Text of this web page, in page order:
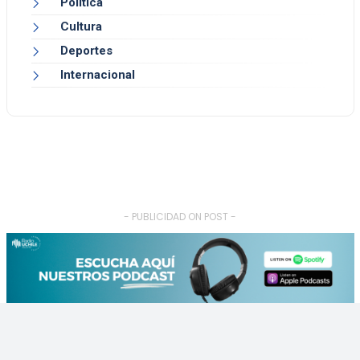
Cultura
Deportes
Internacional
- PUBLICIDAD ON POST -